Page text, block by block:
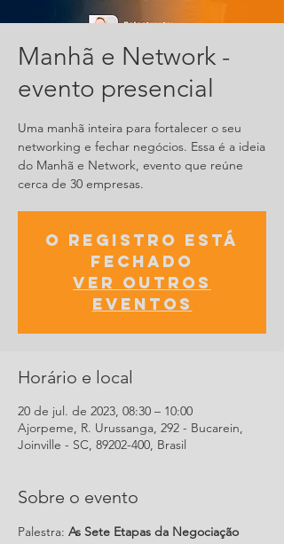
Manhã e Network -
evento presencial
Uma manhã inteira para fortalecer o seu
networking e fechar negócios. Essa é a ideia
do Manhã e Network, evento que reúne
O registro está
fechado
Ver outros
eventos
Horário e local
20 de jul. de 2023, 08:30 – 10:00
Ajorpeme, R. Urussanga, 292 - Bucarein,
Joinville - SC, 89202-400, Brasil
Sobre o evento
Palestra: As Sete Etapas da Negociação